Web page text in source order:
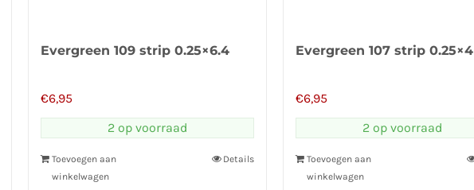
Evergreen 109 strip 0.25×6.4
€6,95
2 op voorraad
Toevoegen aan
winkelwagen
Details
Evergreen 107 strip 0.25×4
€6,95
2 op voorraad
Toevoegen aan
winkelwagen